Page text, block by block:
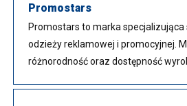
Promostars
Promostars to marka specjalizująca
odzieży reklamowej i promocyjnej.
różnorodność oraz dostępność